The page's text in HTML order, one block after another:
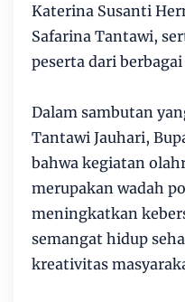
Katerina Susanti
Safarina Tantawi,
peserta dari
Dalam sambutan
Tantawi Jauhari,
bahwa kegiatan
merupakan wadah
meningkatkan
semangat hidup
kreativitas